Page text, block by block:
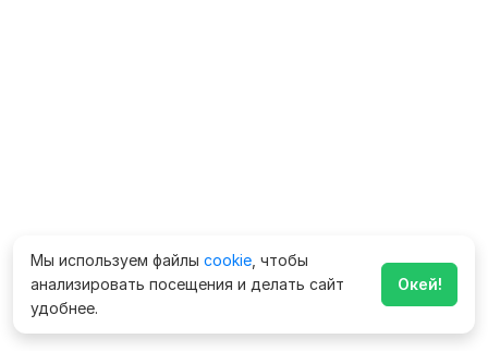
Мы используем файлы cookie , чтобы
анализировать посещения и делать сайт
удобнее.
Окей!